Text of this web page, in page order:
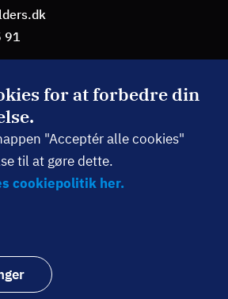
for at forbedre din
"Acceptér alle cookies"
til at gøre dette.
cookiepolitik her.
91